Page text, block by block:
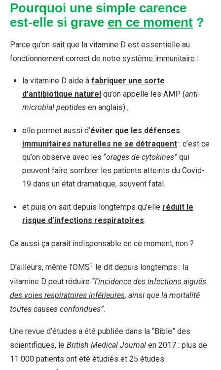
Pourquoi une simple carence
est-elle si grave en ce moment ?
Parce qu’on sait que la vitamine D est essentielle au
fonctionnement correct de notre système immunitaire :
la vitamine D aide à fabriquer une sorte
d’antibiotique naturel qu’on appelle les AMP (anti-
microbial peptides en anglais) ;
elle permet aussi d’éviter que les défenses
immunitaires naturelles ne se détraquent : c’est ce
qu’on observe avec les “orages de cytokines” qui
peuvent faire sombrer les patients atteints du Covid-
19 dans un état dramatique, souvent fatal.
et puis on sait depuis longtemps qu’elle réduit le
risque d’infections respiratoires.
Ca aussi ça parait indispensable en ce moment, non ?
D’ailleurs, même l’OMS1
le dit depuis longtemps : la
vitamine D peut réduire “l’incidence des infections aiguës
des voies respiratoires inférieures, ainsi que la mortalité
toutes causes confondues”.
Une revue d’études a été publiée dans la “Bible” des
scientifiques, le British Medical Journal en 2017 : plus de
11 000 patients ont été étudiés et 25 études